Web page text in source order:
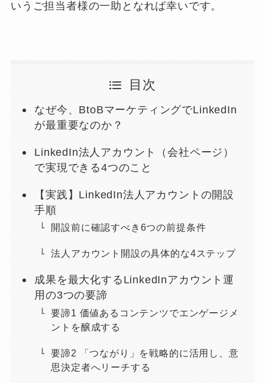
いうご担当者様の一助となれば幸いです。
目次
なぜ今、BtoBマーケティングでLinkedIn
が最重要なのか？
LinkedIn法人アカウント（会社ページ）
で実現できる4つのこと
【実践】LinkedIn法人アカウントの開設
手順
開設前に確認すべき6つの前提条件
法人アカウント開設の具体的な4ステップ
成果を最大化するLinkedInアカウント運
用の3つの要諦
要諦1 価値あるコンテンツでエンゲージメ
ントを醸成する
要諦2 「つながり」を戦略的に活用し、意
思決定者へリーチする